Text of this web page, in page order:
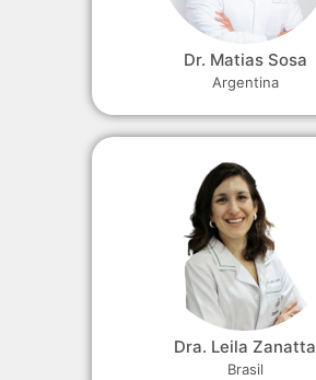
Dr. Matias Sosa
Argentina
Dra. Leila Zanatta
Brasil